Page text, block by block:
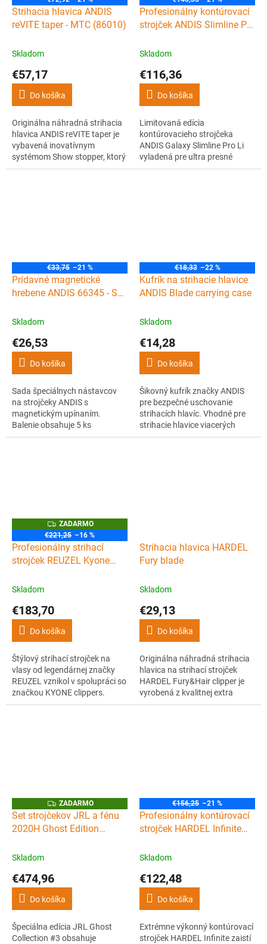
Strihacia hlavica ANDIS
reVITE taper - MTC (86010)
Skladom
€57,17
Do košíka
Originálna náhradná strihacia
hlavica ANDIS reVITE taper je
vybavená inovatívnym
systémom Show stopper, ktorý
je založený na snímaní hlavice
Profesionálny kontúrovací
strojček ANDIS Slimline Pro
Skladom
€116,36
Do košíka
Limitovaná edícia
kontúrovacieho strojčeka
ANDIS Galaxy Slimline Pro Li
vyladená pre ultra presné
detaily. Ohromí vás jeho
€33,75 –21 %
Prídavné magnetické
hrebene ANDIS 66345 - Set
Skladom
€26,53
Do košíka
Sada špeciálnych nástavcov
na strojčeky ANDIS s
magnetickým upínaním.
Balenie obsahuje 5 ks
hrebeňových nástavcov s
€18,33 –22 %
Kufrík na strihacie hlavice
ANDIS Blade carrying case
Skladom
€14,28
Do košíka
Šikovný kufrík značky ANDIS
pre bezpečné uschovanie
strihacích hlavíc. Vhodné pre
strihacie hlavice viacerých
značiek. Umožňuje uloženie až
Z
A
D
A
R
M
ZADARMO
€221,25 –16 %
Profesionálny strihací
strojček REUZEL Kyone
Skladom
€183,70
Do košíka
Štýlový strihací strojček na
vlasy od legendárnej značky
REUZEL vznikol v spolupráci so
značkou KYONE clippers.
Luxusné celokovové telo
Strihacia hlavica HARDEL
Fury blade
Skladom
€29,13
Do košíka
Originálna náhradná strihacia
hlavica na strihací strojček
HARDEL Fury&Hair clipper je
vyrobená z kvalitnej extra
tvrdej nerezovej ocele 440C
Z
A
D
A
ZADARMO
Set strojčekov JRL a fénu
2020H Ghost Edition
Skladom
€474,96
Do košíka
Špeciálna edícia JRL Ghost
Collection #3 obsahuje
€156,25 –21 %
Profesionálny kontúrovací
strojček HARDEL Infinite
Skladom
€122,48
Do košíka
Extrémne výkonný kontúrovací
strojček HARDEL Infinite zaistí